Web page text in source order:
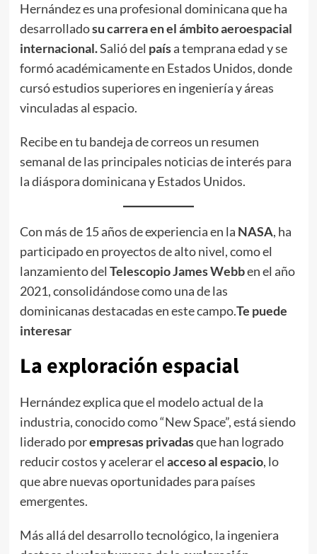
Hernández es una profesional dominicana que ha
desarrolladosu carrera en el ámbito aeroespacial
internacional.Salió del paísa temprana edad y se
formó académicamente en Estados Unidos, donde
cursó estudios superiores en ingeniería y áreas
vinculadas al espacio.
Recibe en tu bandeja de correos un resumen
semanal de las principales noticias de interés para
la diáspora dominicana y Estados Unidos.
Con más de 15 años de experiencia en la NASA, ha
participado en proyectos de alto nivel, como el
lanzamiento del Telescopio James Webben el año
2021, consolidándose como una de las
dominicanas destacadas en este campo.Te puede
interesar
La exploración espacial
Hernández explica que el modelo actual de la
industria, conocido como “New Space”, está siendo
liderado porempresas privadasque han logrado
reducir costos y acelerar el acceso al espacio, lo
que abre nuevas oportunidades para países
emergentes.
Más allá del desarrollo tecnológico, la ingeniera